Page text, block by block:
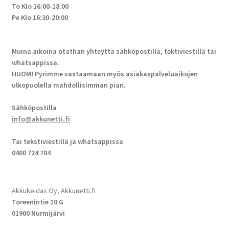
To Klo 16:00-18:00
Pe Klo 16:30-20:00
Muina aikoina otathan yhteyttä sähköpostilla, tektiviestillä tai
whatsappissa.
HUOM! Pyrimme vastaamaan myös asiakaspalveluaikojen
ulkopuolella mahdollisimman pian.
Sähköpostilla
info@akkunetti.fi
Tai tekstiviestillä ja whatsappissa
0400 724 704
Akkukeidas Oy, Akkunetti.fi
Toreenintie 10 G
01900 Nurmijärvi